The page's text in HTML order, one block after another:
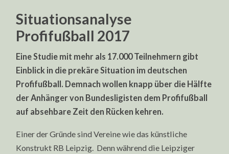
Situationsanalyse
Profifußball 2017
Eine Studie mit mehr als 17.000 Teilnehmern gibt
Einblick in die prekäre Situation im deutschen
Profifußball. Demnach wollen knapp über die Hälfte
der Anhänger von Bundesligisten dem Profifußball
auf absehbare Zeit den Rücken kehren.
Einer der Gründe sind Vereine wie das künstliche
Konstrukt RB Leipzig. Denn während die Leipziger